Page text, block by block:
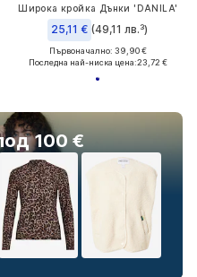
100 €
Широка кройка Дънки 'DANILA'
25,11 € (49,11 лв.³)
Първоначално: 39,90 €
Последна най-ниска цена:23,72 €